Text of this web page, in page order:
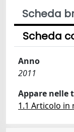
Scheda
Scheda
Anno
2011
Appare nelle
1.1 Articolo in